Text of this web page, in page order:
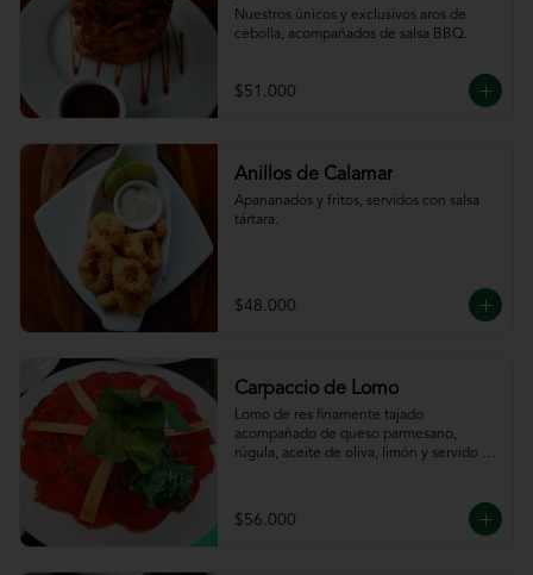
Nuestros únicos y exclusivos aros de
cebolla, acompañados de salsa BBQ.
$51.000
Anillos de Calamar
Apananados y fritos, servidos con salsa
tártara.
$48.000
Carpaccio de Lomo
Lomo de res finamente tajado
acompañado de queso parmesano,
rúgula, aceite de oliva, limón y servido
$56.000